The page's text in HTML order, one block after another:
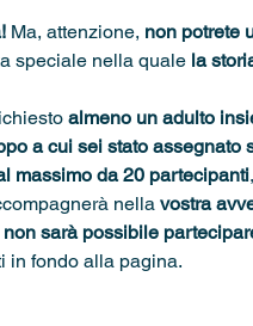
Ma, attenzione, non potrete
speciale nella quale la
almeno un adulto
a cui sei stato assegnato
massimo da 20 partecipanti
nella vostra
non sarà possibile
in fondo alla pagina.